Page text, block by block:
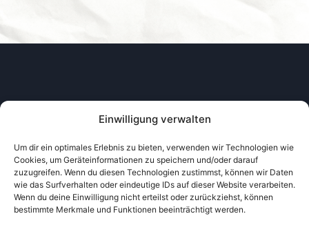
Einwilligung verwalten
Um dir ein optimales Erlebnis zu bieten, verwenden wir Technologien wie
Cookies, um Geräteinformationen zu speichern und/oder darauf
zuzugreifen. Wenn du diesen Technologien zustimmst, können wir Daten
wie das Surfverhalten oder eindeutige IDs auf dieser Website verarbeiten.
Wenn du deine Einwilligung nicht erteilst oder zurückziehst, können
bestimmte Merkmale und Funktionen beeinträchtigt werden.
AKTUELLES COOKIE-RICHTLINIE